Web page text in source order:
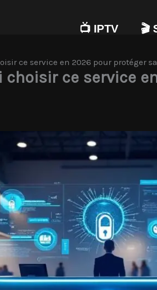
📺 IPTV 🎬
ce service en 2026 pour protéger
ce service